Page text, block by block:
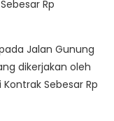
Rp
Jalan Gunung
dikerjakan oleh
Sebesar Rp